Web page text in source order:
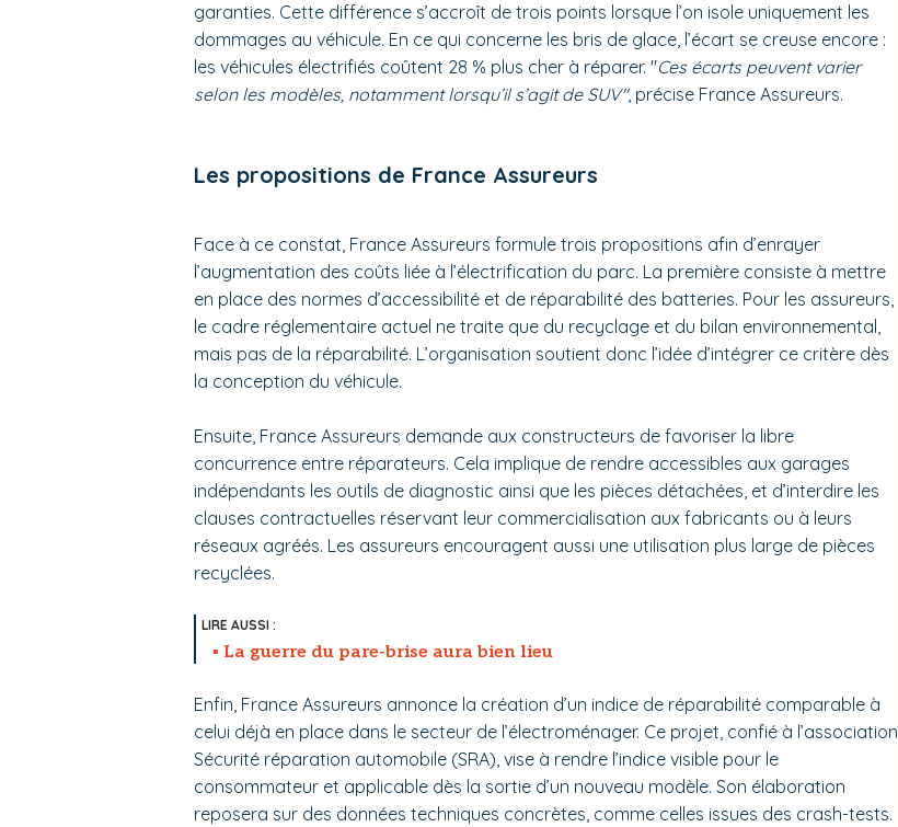
garanties. Cette différence s’accroît de trois points lorsque l’on isole uniquement les
dommages au véhicule. En ce qui concerne les bris de glace, l’écart se creuse encore :
les véhicules électrifiés coûtent 28 % plus cher à réparer. "Ces écarts peuvent varier
selon les modèles, notamment lorsqu’il s’agit de SUV", précise France Assureurs.
Les propositions de France Assureurs
Face à ce constat, France Assureurs formule trois propositions afin d’enrayer
l’augmentation des coûts liée à l’électrification du parc. La première consiste à mettre
en place des normes d’accessibilité et de réparabilité des batteries. Pour les assureurs,
le cadre réglementaire actuel ne traite que du recyclage et du bilan environnemental,
mais pas de la réparabilité. L’organisation soutient donc l’idée d’intégrer ce critère dès
la conception du véhicule.
Ensuite, France Assureurs demande aux constructeurs de favoriser la libre
concurrence entre réparateurs. Cela implique de rendre accessibles aux garages
indépendants les outils de diagnostic ainsi que les pièces détachées, et d’interdire les
clauses contractuelles réservant leur commercialisation aux fabricants ou à leurs
réseaux agréés. Les assureurs encouragent aussi une utilisation plus large de pièces
recyclées.
La guerre du pare-brise aura bien lieu
Enfin, France Assureurs annonce la création d’un indice de réparabilité comparable à
celui déjà en place dans le secteur de l’électroménager. Ce projet, confié à l’association
Sécurité réparation automobile (SRA), vise à rendre l’indice visible pour le
consommateur et applicable dès la sortie d’un nouveau modèle. Son élaboration
reposera sur des données techniques concrètes, comme celles issues des crash-tests.